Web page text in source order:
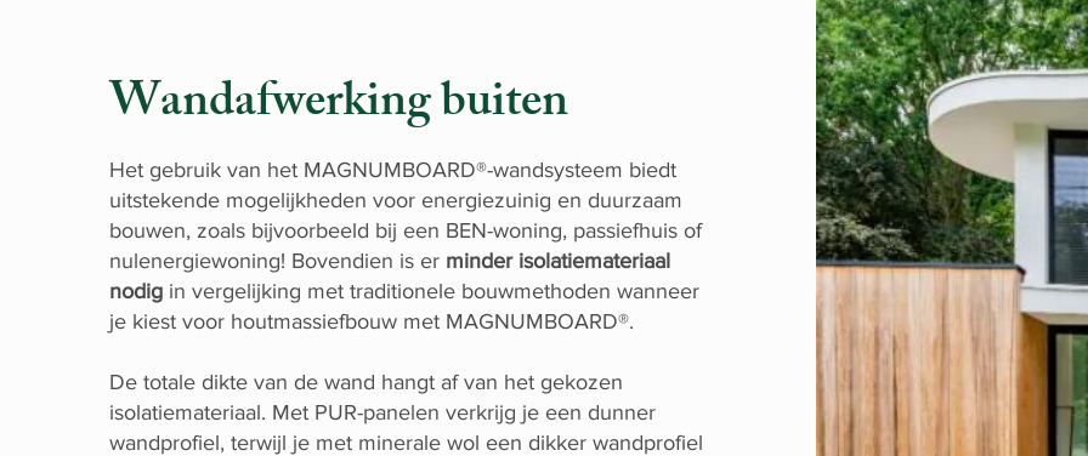
Wandafwerking buiten
Het gebruik van het MAGNUMBOARD®-wandsysteem biedt
uitstekende mogelijkheden voor energiezuinig en duurzaam
bouwen, zoals bijvoorbeeld bij een BEN-woning, passiefhuis of
nulenergiewoning! Bovendien is er minder isolatiemateriaal
nodig in vergelijking met traditionele bouwmethoden wanneer
je kiest voor houtmassiefbouw met MAGNUMBOARD®.
De totale dikte van de wand hangt af van het gekozen
isolatiemateriaal. Met PUR-panelen verkrijg je een dunner
wandprofiel, terwijl je met minerale wol een dikker wandprofiel